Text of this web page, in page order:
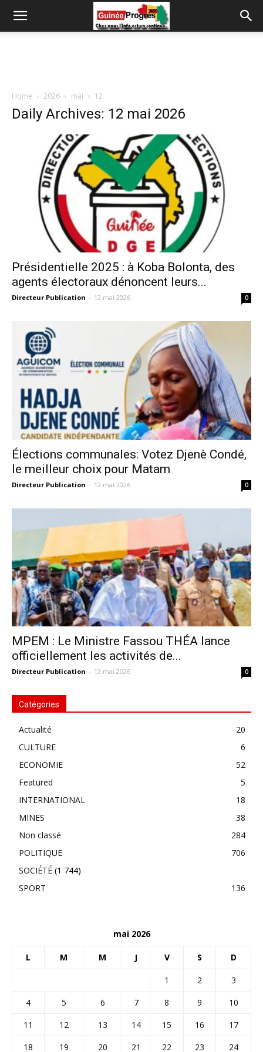
Home 2026 mai 12
Daily Archives: 12 mai 2026
Présidentielle 2025 : à Koba Bolonta, des
agents électoraux dénoncent leurs...
Directeur Publication - 12 mai 2026 0
Élections communales: Votez Djenè Condé,
le meilleur choix pour Matam
Directeur Publication - 12 mai 2026 0
MPEM : Le Ministre Fassou THÉA lance
officiellement les activités de...
Directeur Publication - 12 mai 2026 0
Catégories
Actualité
20
CULTURE
6
ECONOMIE
52
Featured
5
INTERNATIONAL
18
MINES
38
Non classé
284
POLITIQUE
706
SOCIÉTÉ (1 744)
SPORT
136
mai 2026
L M M J V S D
1 2
3
4
5 6 7 8 9
10
11
12 13 14 15 16
17
18
19 20 21 22 23 24